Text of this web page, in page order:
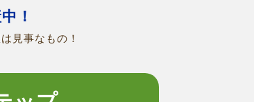
！
見事なもの！